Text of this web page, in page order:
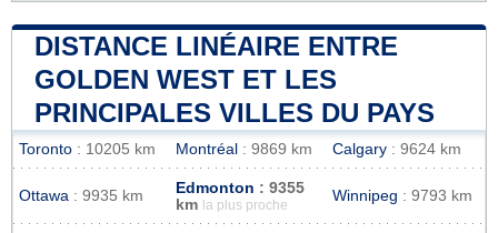
DISTANCE LINÉAIRE ENTRE
GOLDEN WEST ET LES
PRINCIPALES VILLES DU PAYS
Toronto : 10205 km Montréal : 9869 km Calgary : 9624 km
Ottawa : 9935 km Edmonton : 9355
km
la plus proche
Winnipeg : 9793 km